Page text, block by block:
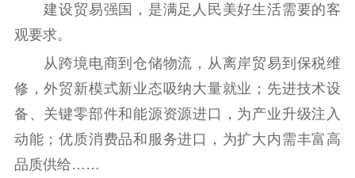
建设贸易强国，是满足人民美好生活需要的客
观要求。
从跨境电商到仓储物流，从离岸贸易到保税维
修，外贸新模式新业态吸纳大量就业；先进技术设
备、关键零部件和能源资源进口，为产业升级注入
动能；优质消费品和服务进口，为扩大内需丰富高
品质供给……